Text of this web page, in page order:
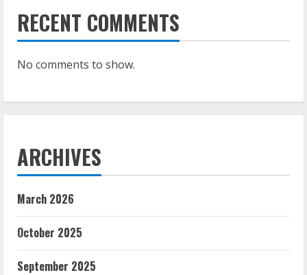
RECENT COMMENTS
No comments to show.
ARCHIVES
March 2026
October 2025
September 2025